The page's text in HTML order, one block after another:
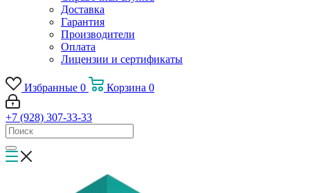
Доставка
Гарантия
Производители
Оплата
Лицензии и сертификаты
Избранные 0 Корзина 0
+7 (928) 307-33-33